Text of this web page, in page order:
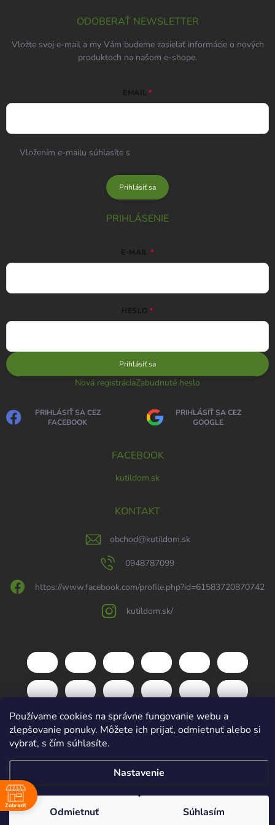
Používame cookies na správne fungovanie webu a
zlepšovanie ponuky. Môžete ich prijať, odmietnuť alebo si
vybrať, s čím súhlasíte.
Nastavenie
Odmietnuť Súhlasím
ODOBERAŤ NEWSLETTER
Vložte svoj e-mail a my Vám budeme zasielať informácie o nových
produktoch na našom e-shope.
EMAIL
Vložením e-mailu súhlasíte s
Prihlásiť sa
PRIHLÁSENIE
E-MAIL
HESLO
Prihlásiť sa
Nová registráciaZabudnuté heslo
PRIHLÁSIŤ SA CEZ
FACEBOOK
PRIHLÁSIŤ SA CEZ
GOOGLE
FACEBOOK
kutildom.sk
KONTAKT
obchod@kutildom.sk
0948787099
https://www.facebook.com/profile.php?id=61583720870742
kutildom.sk/
Copyright 2026kutildom.sk. Všetky práva vyhradené.Upraviť nastavenie
cookies
Zobraziť